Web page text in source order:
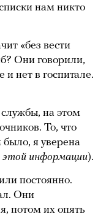
нам никто
«без вести
Они говорили,
и нет в госпитале.
на этом
То, что
я уверена
информации).
постоянно.
Они
потом их опять